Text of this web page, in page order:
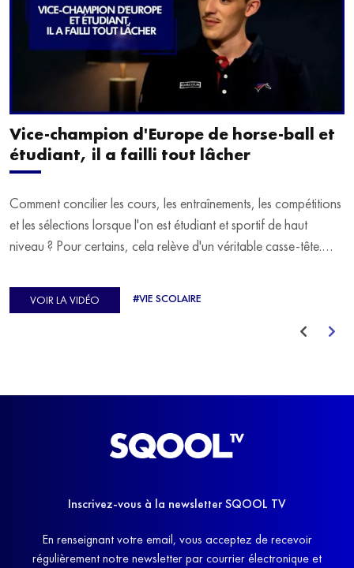
Vice-champion d'Europe de horse-ball et
étudiant, il a failli tout lâcher
Comment concilier les cours, les entraînements, les compétitions
et les sélections lorsque l'on est étudiant et sportif de haut
niveau ? Pour certains, cela relève d'un véritable casse-tête.
d'Europe de Horse-ball, qui a failli abandonner ses études
avant de trouver un nouvel équilibre.
VOIR LA VIDÉO #VIE SCOLAIRE
Inscrivez-vous à la newsletter SQOOL TV
En renseignant votre email, vous acceptez de recevoir
régulièrement notre newsletter par courrier électronique et